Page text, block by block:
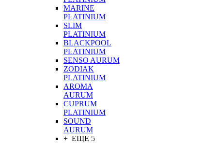
MARINE
PLATINIUM
SLIM
PLATINIUM
BLACKPOOL
PLATINIUM
SENSO AURUM
ZODIAK
PLATINIUM
AROMA
AURUM
CUPRUM
PLATINIUM
SOUND
AURUM
+ ЕЩЕ 5